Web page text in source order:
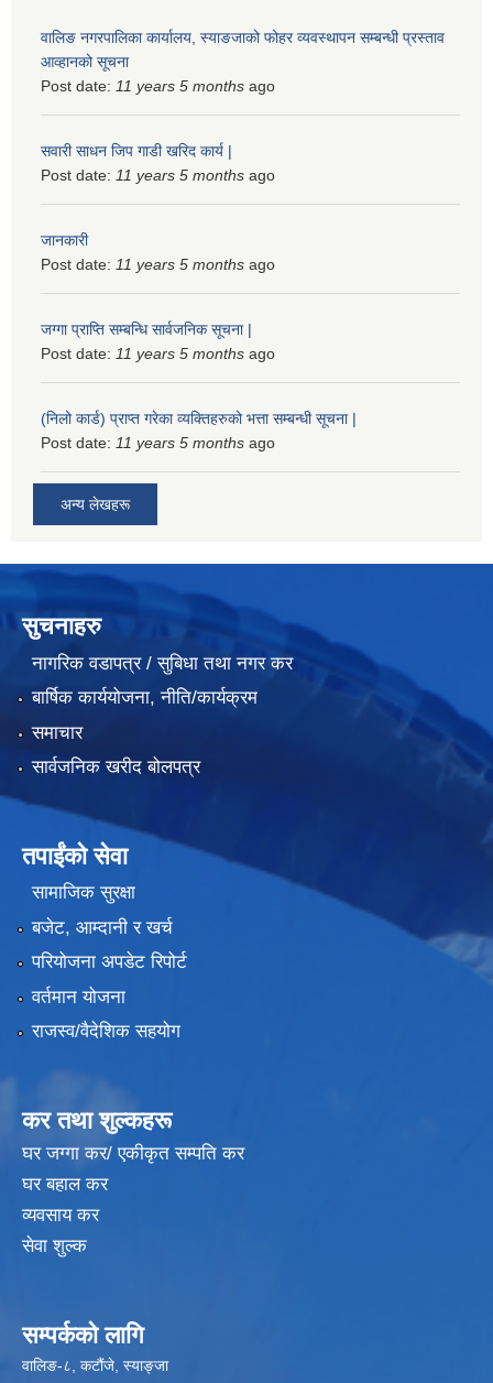
वालिङ नगरपालिका कार्यालय, स्याङजाको फोहर व्यवस्थापन सम्बन्धी प्रस्ताव
आव्हानको सूचना
Post date: 11 years 5 months ago
सवारी साधन जिप गाडी खरिद कार्य |
Post date: 11 years 5 months ago
जानकारी
Post date: 11 years 5 months ago
जग्गा प्राप्ति सम्बन्धि सार्वजनिक सूचना |
Post date: 11 years 5 months ago
(निलो कार्ड) प्राप्त गरेका व्यक्तिहरुको भत्ता सम्बन्धी सूचना |
Post date: 11 years 5 months ago
अन्य लेखहरू
सुचनाहरु
नागरिक वडापत्र / सुबिधा तथा नगर कर
बार्षिक कार्ययोजना, नीति/कार्यक्रम
समाचार
सार्वजनिक खरीद बोलपत्र
तपाईंको सेवा
सामाजिक सुरक्षा
बजेट, आम्दानी र खर्च
परियोजना अपडेट रिपोर्ट
वर्तमान योजना
राजस्व/वैदेशिक सहयोग
कर तथा शुल्कहरू
घर जग्गा कर/ एकीकृत सम्पति कर
घर बहाल कर
व्यवसाय कर
सेवा शुल्क
सम्पर्कको लागि
वालिङ-८, कटौंजे, स्याङ्जा